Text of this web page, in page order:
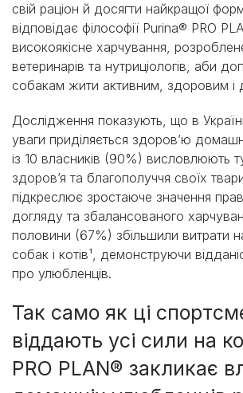
свій раціон й досягти найкращої
відповідає філософії Purina® PRO
високоякісне харчування,
ветеринарів та нутриціологів, аби
собакам жити активним, здоровим і
Дослідження показують, що в
уваги приділяється здоров’ю
із 10 власників (90%) висловлюють
здоров’я та благополуччя своїх
підкреслює зростаюче значення
догляду та збалансованого
половини (67%) збільшили витрати
собак і котів¹, демонструючи
про улюбленців.
Так само як ці
віддають усі сили на
PRO PLAN® закликає